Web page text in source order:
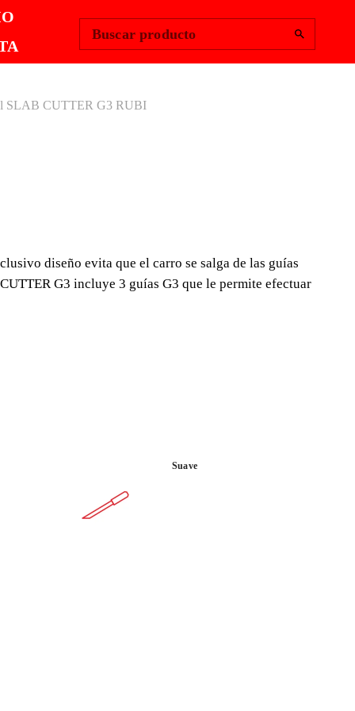
Buscar producto
SLAB CUTTER G3 RUBI
CORTE MANUAL CON
diseño evita que el carro se salga de las guías
G3 incluye 3 guías G3 que le permite efectuar
Suave